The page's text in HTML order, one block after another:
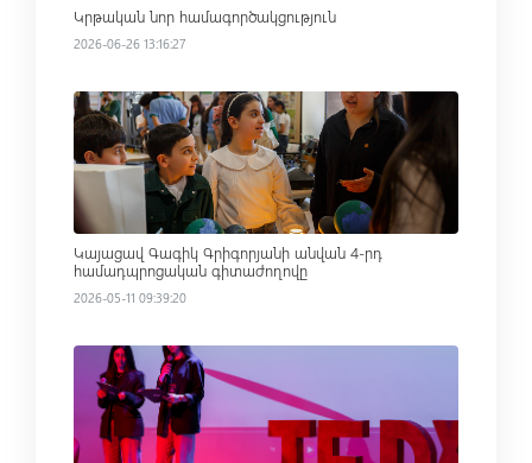
Կրթական նոր համագործակցություն
2026-06-26 13:16:27
Read more
Կայացավ Գագիկ Գրիգորյանի անվան 4-րդ
համադպրոցական գիտաժողովը
2026-05-11 09:39:20
Read more